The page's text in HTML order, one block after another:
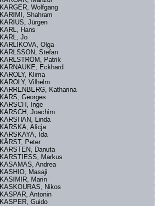
KARGER, Wolfgang
KARIMI, Shahram
KARIUS, Jürgen
KARL, Hans
KARL, Jo
KARLIKOVA, Olga
KARLSSON, Stefan
KARLSTRÖM, Patrik
KARNAUKE, Eckhard
KAROLY, Klima
KAROLY, Vilhelm
KARRENBERG, Katharina
KARS, Georges
KARSCH, Inge
KARSCH, Joachim
KARSHAN, Linda
KARSKA, Alicja
KARSKAYA, Ida
KÄRST, Peter
KARSTEN, Danuta
KARSTIESS, Markus
KASAMAS, Andrea
KASHIO, Masaji
KASIMIR, Marin
KASKOURAS, Nikos
KASPAR, Antonin
KASPER, Guido